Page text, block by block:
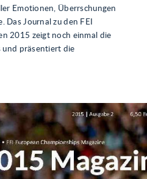
Emotionen, Überrschungen
Das Journal zu den FEI
2015 zeigt noch einmal die
und präsentiert die